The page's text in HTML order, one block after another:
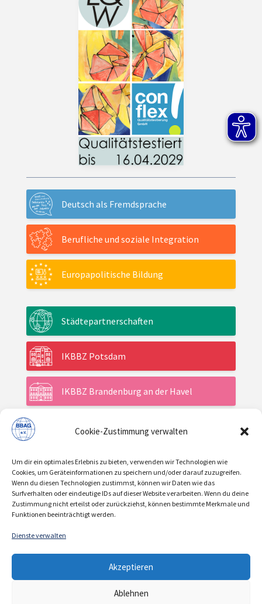
Cookie-Zustimmung verwalten
Um dir ein optimales Erlebnis zu bieten, verwenden wir Technologien wie
Cookies, um Geräteinformationen zu speichern und/oder darauf zuzugreifen.
Wenn du diesen Technologien zustimmst, können wir Daten wie das
Surfverhalten oder eindeutige IDs auf dieser Website verarbeiten. Wenn du deine
Zustimmung nicht erteilst oder zurückziehst, können bestimmte Merkmale und
Funktionen beeinträchtigt werden.
Dienste verwalten
Akzeptieren
Ablehnen
Deutsch als Fremdsprache
Berufliche und soziale Integration
Europapolitische Bildung
Städtepartnerschaften
IKBBZ Potsdam
IKBBZ Brandenburg an der Havel
Veranstaltungen
Über uns / Verein
IMPRESSUM
COOKIE-RICHTLINIE